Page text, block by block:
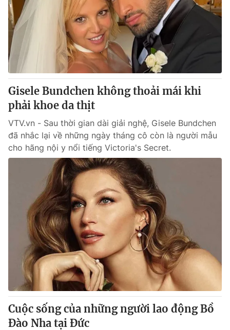
Sản phẩm
Thị trường
Tư vấn
Lịch phát sóng
Chuyên mục khác
Emagazine Podcast
Photo
Video Shorts video
VTV Money VTV Thể thao
VTV Sức khoẻ Bất động sản
Thị trường 24h Tấm lòng Việt
VTV4 Vươn mình bằng AI
VTV9 VTV8
Liên hệ tòa soạn English
Gisele Bundchen không thoải mái khi
phải khoe da thịt
VTV.vn - Sau thời gian dài giải nghệ, Gisele Bundchen
đã nhắc lại về những ngày tháng cô còn là người mẫu
cho hãng nội y nổi tiếng Victoria's Secret.
Cuộc sống của những người lao động Bồ
Đào Nha tại Đức